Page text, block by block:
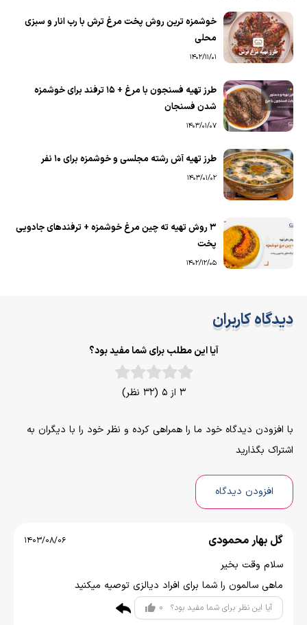
خوشمزه ترین روش پخت مرغ ترش با رب انار و سبزی
محلی
1402/11/01
طرز تهیه فسنجون با مرغ + 15 ترفند برای خوشمزه
شدن فسنجان
1403/01/07
طرز تهیه آش رشته مجلسی و خوشمزه برای ۱۰ نفر
1403/01/02
۳ روش تهیه ته چین مرغ خوشمزه + ترفندهای جادویی
پخت
1402/12/05
دیدگاه کاربران
آیا این مطلب برای شما مفید بود؟
3 از 5 (32 نظر)
با افزودن دیدگاه خود ما را همراهی کرده و نظر خود را با دیگران به
اشتراک بگذارید
افزودن دیدگاه
گل بهار محمودی 1403/08/06
سلام وقت بخیر
ماهی سالمون را شما برای افراد دیالزی توصیه میکنید
آیا این نظر برای شما مفید بود؟ 0